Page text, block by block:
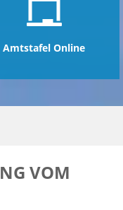
Amtstafel Online
VOM